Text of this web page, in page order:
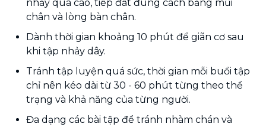
nhảy quá cao, tiếp đất đúng cách bằng mũi
chân và lòng bàn chân.
Dành thời gian khoảng 10 phút để giãn cơ sau
khi tập nhảy dây.
Tránh tập luyện quá sức, thời gian mỗi buổi tập
chỉ nên kéo dài từ 30 - 60 phút từng theo thể
trạng và khả năng của từng người.
Đa dạng các bài tập để tránh nhàm chán và